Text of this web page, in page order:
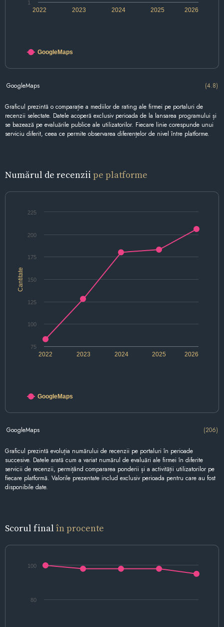
2022 2024 2026
2023 2025
1
GoogleMaps
GoogleMaps (4.8)
Graficul prezintă o comparație a mediilor de rating ale firmei pe portaluri de
recenzii selectate. Datele acoperă exclusiv perioada de la lansarea programului și
se bazează pe evaluările publice ale utilizatorilor. Fiecare linie corespunde unui
serviciu diferit, ceea ce permite observarea diferențelor de nivel între platforme.
Numărul de recenzii pe platforme
Cantitate
2022 2024 2026
2023 2025
75
100
125
150
175
200
225
GoogleMaps
GoogleMaps (206)
Graficul prezintă evoluția numărului de recenzii pe portaluri în perioade
succesive. Datele arată cum a variat numărul de evaluări ale firmei în diferite
servicii de recenzii, permițând compararea ponderii și a activității utilizatorilor pe
fiecare platformă. Valorile prezentate includ exclusiv perioada pentru care au fost
disponibile date.
Scorul final în procente
80
100